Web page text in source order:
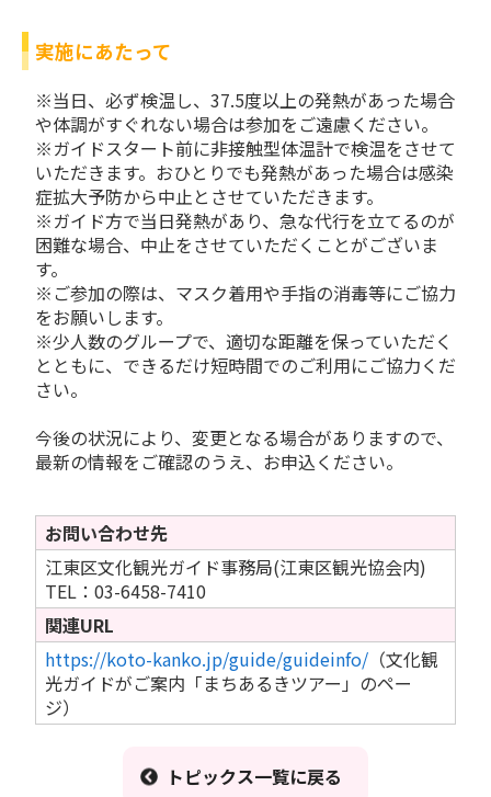
実施にあたって
※当日、必ず検温し、37.5度以上の発熱があった場合
や体調がすぐれない場合は参加をご遠慮ください。
※ガイドスタート前に非接触型体温計で検温をさせて
いただきます。おひとりでも発熱があった場合は感染
症拡大予防から中止とさせていただきます。
※ガイド方で当日発熱があり、急な代行を立てるのが
困難な場合、中止をさせていただくことがございま
す。
※ご参加の際は、マスク着用や手指の消毒等にご協力
をお願いします。
※少人数のグループで、適切な距離を保っていただく
とともに、できるだけ短時間でのご利用にご協力くだ
さい。
今後の状況により、変更となる場合がありますので、
最新の情報をご確認のうえ、お申込ください。
お問い合わせ先
江東区文化観光ガイド事務局(江東区観光協会内)
TEL：03-6458-7410
関連URL
https://koto-kanko.jp/guide/guideinfo/ （文化観
光ガイドがご案内「まちあるきツアー」のペー
ジ）
トピックス一覧に戻る